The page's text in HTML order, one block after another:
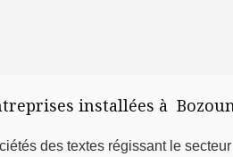
installées à
des textes régissant le